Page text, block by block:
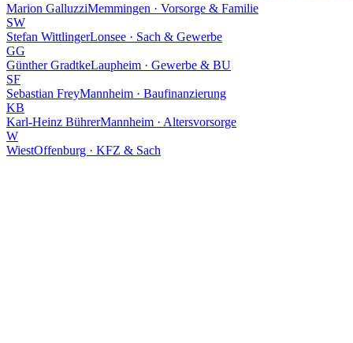
Marion GalluzziMemmingen · Vorsorge & Familie
SW
Stefan WittlingerLonsee · Sach & Gewerbe
GG
Günther GradtkeLaupheim · Gewerbe & BU
SF
Sebastian FreyMannheim · Baufinanzierung
KB
Karl-Heinz BührerMannheim · Altersvorsorge
W
WiestOffenburg · KFZ & Sach